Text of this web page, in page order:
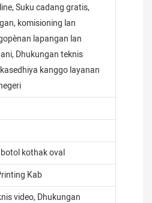
Suku cadang gratis,
komisioning lan
lapangan lan
Dhukungan teknis
kanggo layanan
kothak oval
Kab
video, Dhukungan